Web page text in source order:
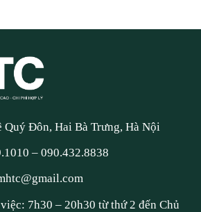
Quý Đôn, Hai Bà Trưng, Hà Nội
–090.432.8838
7h30 – 20h30 từ thứ 2 đến Chủ